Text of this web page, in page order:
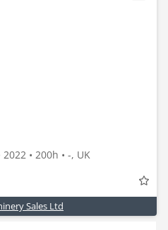
• 200h • -, UK
Sales Ltd